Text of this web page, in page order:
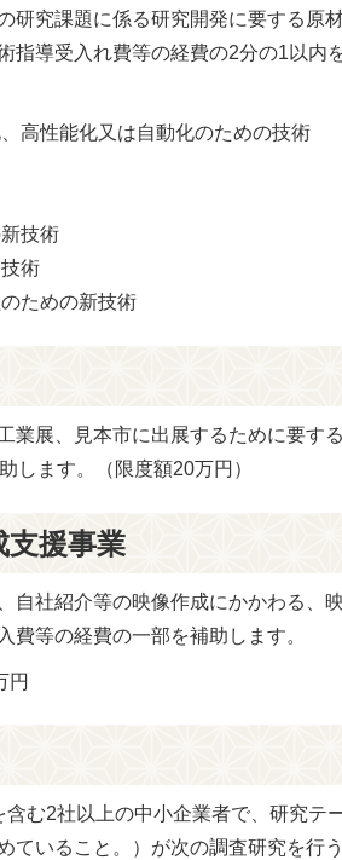
研究課題に係る研究開発に要する原
指導受入れ費等の経費の2分の1以内
高性能化又は自動化のための技術
技術
術
ための新技術
業展、見本市に出展するために要す
します。（限度額20万円）
支援事業
自社紹介等の映像作成にかかわる、
費等の経費の一部を補助します。
円
む2社以上の中小企業者で、研究テ
ていること。）が次の調査研究を行